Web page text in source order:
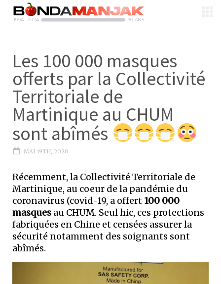
Les 100 000 masques
offerts par la Collectivité
Territoriale de
Martinique au CHUM
sont abîmés
MAI 19TH, 2020
Récemment, la Collectivité Territoriale de
Martinique, au coeur de la pandémie du
coronavirus (covid-19, a offert 100 000
masques au CHUM. Seul hic, ces protections
fabriquées en Chine et censées assurer la
sécurité notamment des soignants sont
abîmés.